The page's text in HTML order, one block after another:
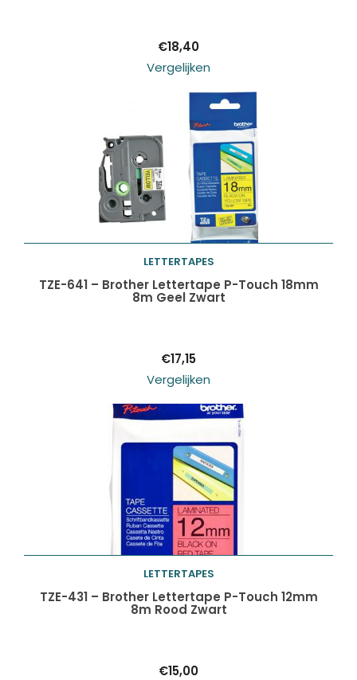
€18,40
Vergelijken
Toevoegen aan
LETTERTAPES
TZE-641 – Brother Lettertape P-Touch 18mm
8m Geel Zwart
€17,15
Vergelijken
Toevoegen aan
LETTERTAPES
TZE-431 – Brother Lettertape P-Touch 12mm
8m Rood Zwart
€15,00